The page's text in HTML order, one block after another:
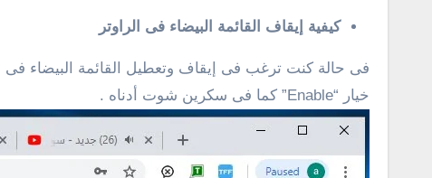
كيفية إيقاف القائمة البيضاء فى الراوتر
خيار “Enable” كما فى سكرين شوت أدناه .